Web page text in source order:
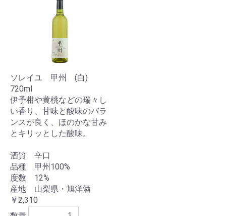
ソレイユ 甲州 (白)
720ml
伊予柑や黄桃などの瑞々し
い香り、甘味と酸味のバラ
ンスが良く、ほのかな甘み
とキリッとした酸味。
酒質 辛口
品種 甲州100%
度数 12%
産地 山梨県・旭洋酒
￥2,310